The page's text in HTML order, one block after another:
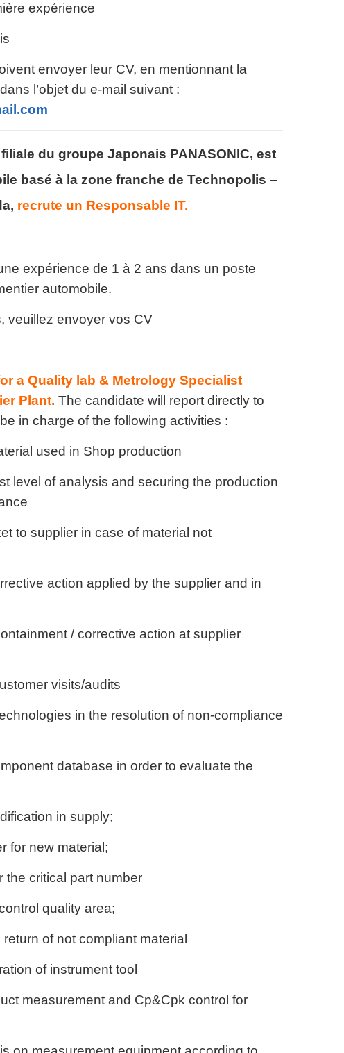
expérience
envoyer leur CV, en mentionnant la
l’objet du e-mail suivant :
filiale du groupe Japonais PANASONIC, est
basé à la zone franche de Technopolis –
recrute un Responsable IT.
expérience de 1 à 2 ans dans un poste
automobile.
veuillez envoyer vos CV
a Quality lab & Metrology Specialist
Plant. The candidate will report directly to
in charge of the following activities :
used in Shop production
level of analysis and securing the production
to supplier in case of material not
action applied by the supplier and in
/ corrective action at supplier
visits/audits
in the resolution of non-compliance
database in order to evaluate the
in supply;
for new material;
the critical part number
quality area;
of not compliant material
of instrument tool
measurement and Cp&Cpk control for